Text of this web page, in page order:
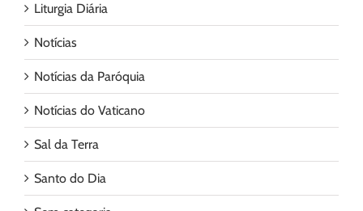
Liturgia Diária
Notícias
Notícias da Paróquia
Notícias do Vaticano
Sal da Terra
Santo do Dia